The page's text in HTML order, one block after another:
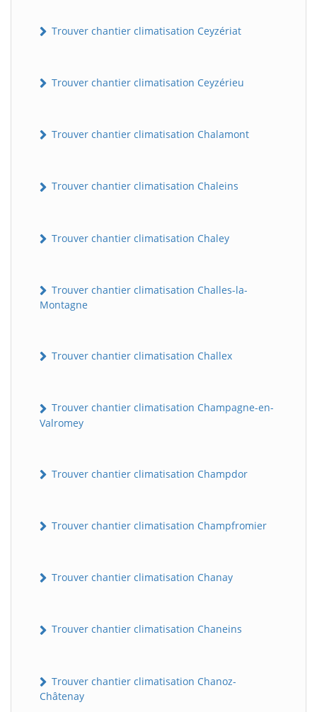
Trouver chantier climatisation Ceyzériat
Trouver chantier climatisation Ceyzérieu
Trouver chantier climatisation Chalamont
Trouver chantier climatisation Chaleins
Trouver chantier climatisation Chaley
Trouver chantier climatisation Challes-la-
Montagne
Trouver chantier climatisation Challex
Trouver chantier climatisation Champagne-en-
Valromey
Trouver chantier climatisation Champdor
Trouver chantier climatisation Champfromier
Trouver chantier climatisation Chanay
Trouver chantier climatisation Chaneins
Trouver chantier climatisation Chanoz-
Châtenay